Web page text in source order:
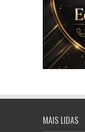
MAIS LIDAS